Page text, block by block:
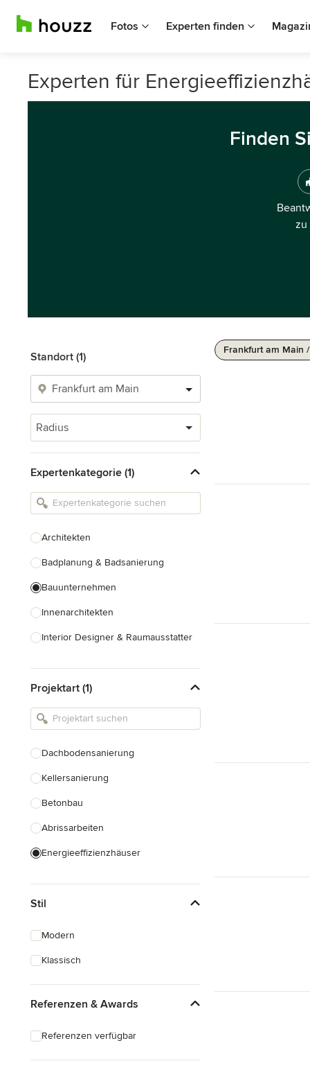
Fotos Experten finden
Experten für
Finden
zu
Standort (1)
Radius
Expertenkategorie (1)
Architekten
Badplanung & Badsanierung
Bauunternehmen
Innenarchitekten
Interior Designer & Raumausstatter
Landschaftsarchitekten
Armaturen & Sanitärbedarf
Projektart (1)
Dachbodensanierung
Kellersanierung
Betonbau
Abrissarbeiten
Energieeffizienzhäuser
Garagenbau
Alle anzeigen
Stil
Modern
Klassisch
Referenzen & Awards
Referenzen verfügbar
Frankfurt am Main